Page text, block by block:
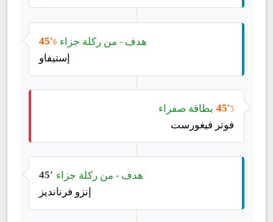
45'6 هدف - من ركلة جزاء
إستيفاو
45'5
بطاقة صفراء
فوتر فيغورست
45' هدف - من ركلة جزاء
إنزو فرنانديز